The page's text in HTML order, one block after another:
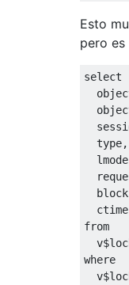
Esto
pero
select
  type
,
  lmode
  block
from
  v
$
where
  v
$